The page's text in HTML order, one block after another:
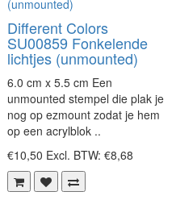
Different Colors
SU00859 Fonkelende
lichtjes (unmounted)
6.0 cm x 5.5 cm Een
unmounted stempel die plak je
nog op ezmount zodat je hem
op een acrylblok ..
€10,50 Excl. BTW: €8,68